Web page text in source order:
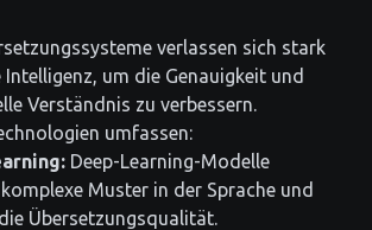
verlassen sich stark
um die Genauigkeit und
Verständnis zu verbessern.
umfassen:
Deep-Learning-Modelle
Muster in der Sprache und
Übersetzungsqualität.